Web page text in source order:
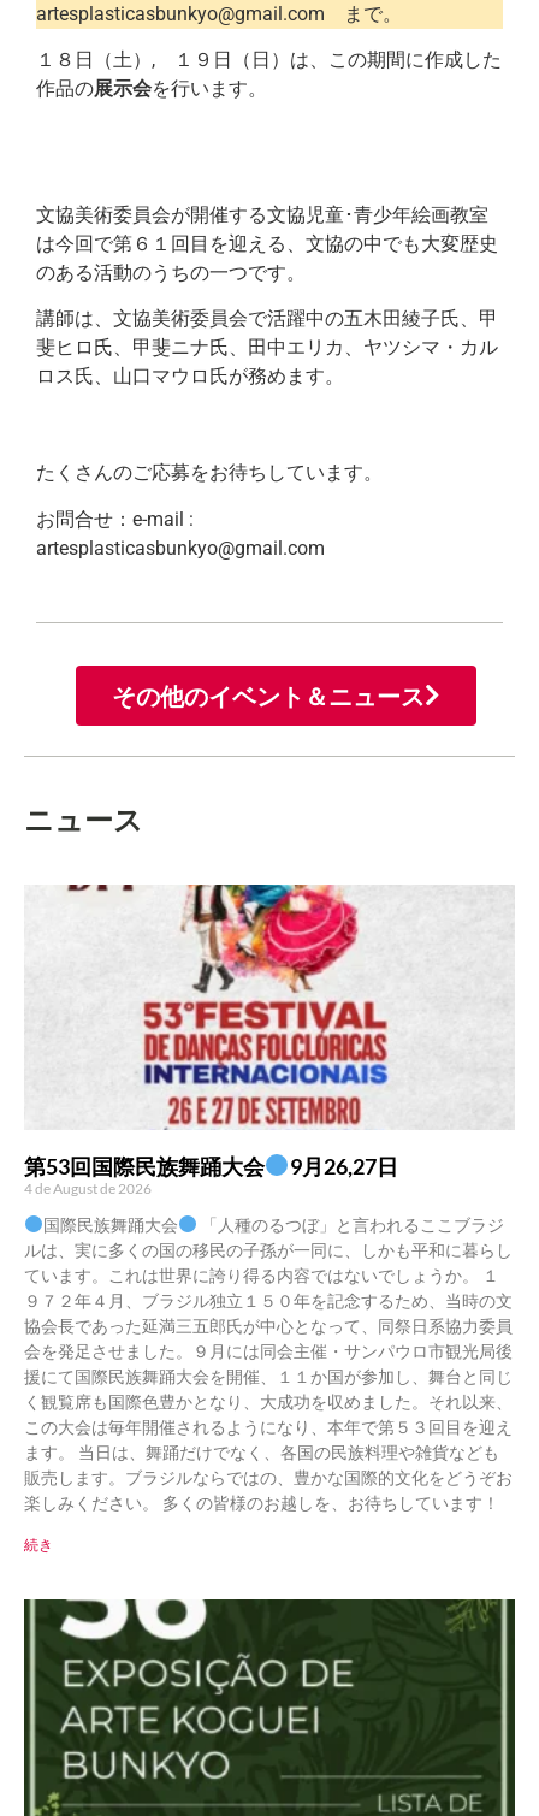
artesplasticasbunkyo@gmail.com まで。
１８日（土）, １９日（日）は、この期間に作成した
作品の展示会を行います。
文協美術委員会が開催する文協児童･青少年絵画教室
は今回で第６１回目を迎える、文協の中でも大変歴史
のある活動のうちの一つです。
講師は、文協美術委員会で活躍中の五木田綾子氏、甲
斐ヒロ氏、甲斐ニナ氏、田中エリカ、ヤツシマ・カル
ロス氏、山口マウロ氏が務めます。
たくさんのご応募をお待ちしています。
お問合せ：e-mail :
artesplasticasbunkyo@gmail.com
その他のイベント＆ニュース
ニュース
第53回国際民族舞踊大会 9月26,27日
4 de August de 2026
国際民族舞踊大会
「人種のるつぼ」と言われるここブラジ
ルは、実に多くの国の移民の子孫が一同に、しかも平和に暮らし
ています。これは世界に誇り得る内容ではないでしょうか。 １
９７２年４月、ブラジル独立１５０年を記念するため、当時の文
協会長であった延満三五郎氏が中心となって、同祭日系協力委員
会を発足させました。９月には同会主催・サンパウロ市観光局後
援にて国際民族舞踊大会を開催、１１か国が参加し、舞台と同じ
く観覧席も国際色豊かとなり、大成功を収めました。それ以来、
この大会は毎年開催されるようになり、本年で第５３回目を迎え
ます。 当日は、舞踊だけでなく、各国の民族料理や雑貨なども
販売します。ブラジルならではの、豊かな国際的文化をどうぞお
楽しみください。 多くの皆様のお越しを、お待ちしています！
続き